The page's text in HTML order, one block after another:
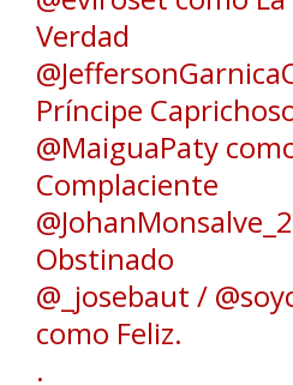
Verdad
Príncipe
@MaiguaPaty
Complaciente
Obstinado
@_josebaut /
como Feliz.
.